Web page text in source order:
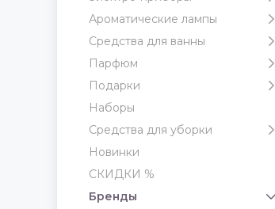
Ароматические лампы
Средства для ванны
Парфюм
Подарки
Наборы
Средства для уборки
Новинки
СКИДКИ %
Бренды